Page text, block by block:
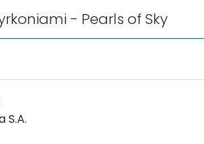
- Pearls of Sky
S.A.